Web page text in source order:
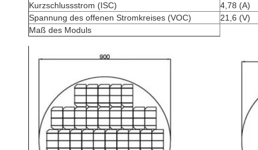
Kurzschlussstrom (ISC)
4,78 (A)
Spannung des offenen Stromkreises (VOC)
21,6 (V)
Maß des Moduls